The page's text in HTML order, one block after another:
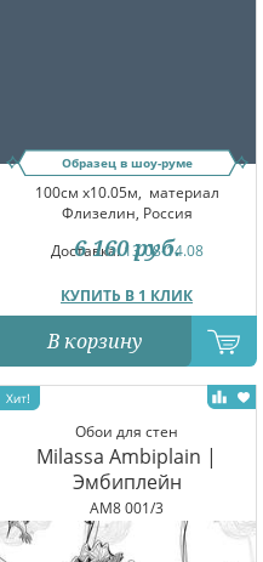
Образец в шоу-руме
100см x10.05м, материал
Флизелин, Россия
Доставка:13.08-14.08
КУПИТЬ В 1 КЛИК
6 160 руб.
В корзину
Обои для стен
Milassa Ambiplain |
Эмбиплейн
AM8 001/3